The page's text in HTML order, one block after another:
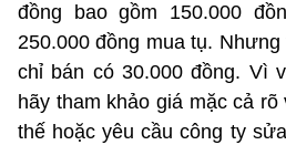
đồng bao gồm 150.000
250.000 đồng mua tụ.
chỉ bán có 30.000 đồng. Vì
hãy tham khảo giá mặc cả
thế hoặc yêu cầu công ty